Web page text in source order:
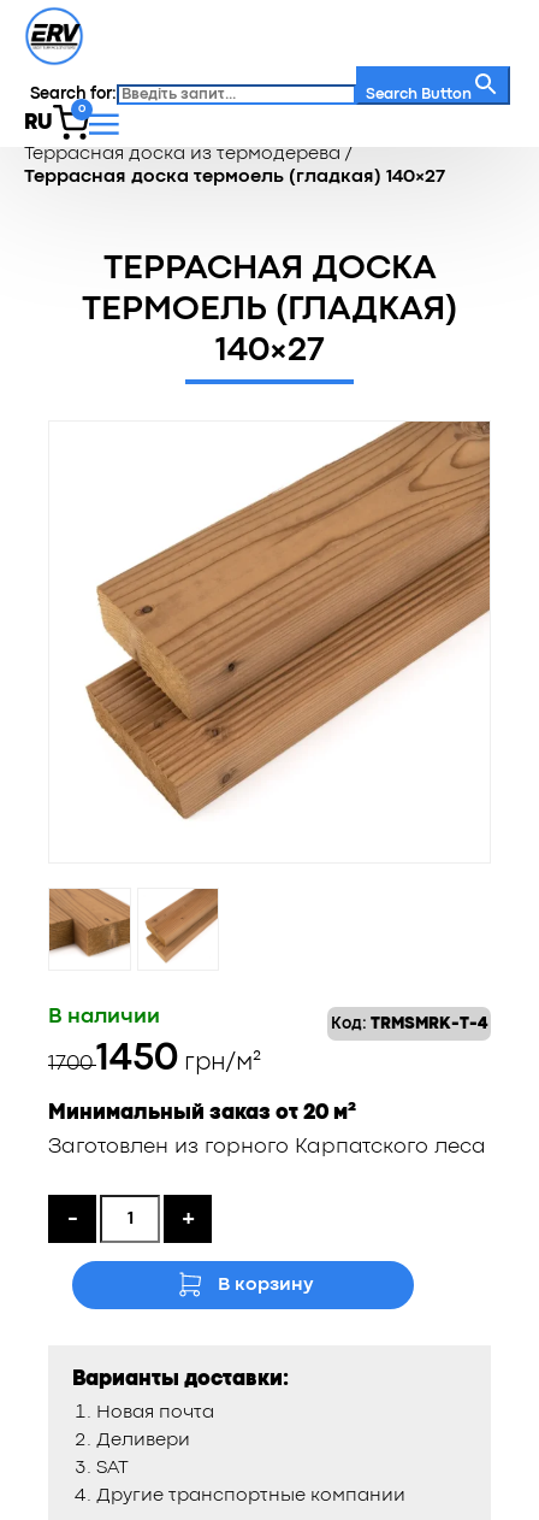
Search for: Search Button
RU
0
Главная / Каталог
Террасная доска из термодерева /
Террасная доска термоель (гладкая) 140×27
ТЕРРАСНАЯ ДОСКА
ТЕРМОЕЛЬ (ГЛАДКАЯ)
140×27
Код: TRMSMRK-T-4
В наличии
1700
Первоначальная
цена
составляла
1450
Текущая
цена:
1450 ₴.
грн/м²
Минимальный заказ от 20 м²
Заготовлен из горного Карпатского леса
- +
В корзину
Варианты доставки:
Новая почта
Деливери
SAT
Другие транспортные компании